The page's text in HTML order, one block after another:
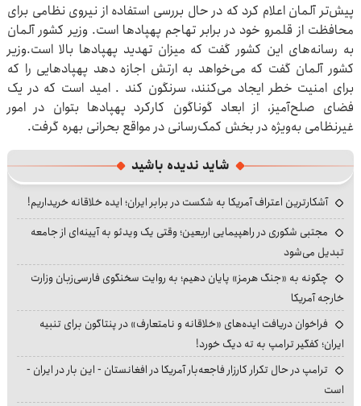
پیش‌تر آلمان اعلام کرد که در حال بررسی استفاده از نیروی نظامی برای
محافظت از قلمرو خود در برابر تهاجم پهپادها است. وزیر کشور آلمان
به رسانه‌های این کشور گفت که میزان تهدید پهپادها بالا است.وزیر
کشور آلمان گفت که می‌خواهد به ارتش اجازه دهد پهپادهایی را که
برای امنیت خطر ایجاد می‌کنند، سرنگون کند . امید است که در یک
فضای صلح‌آمیز، از ابعاد گوناگون کارکرد پهپادها بتوان در امور
غیرنظامی به‌ویژه در بخش کمک‌رسانی در مواقع بحرانی بهره گرفت.
شاید ندیده باشید
آشکارترین اعتراف آمریکا به شکست در برابر ایران؛ ایده خلاقانه خریداریم!
مجتبی شکوری در راهپیمایی اربعین؛ وقتی یک ویدئو به آیینه‌ای از جامعه
تبدیل می‌شود
چگونه به «جنگ هرمز» پایان دهیم؛ به روایت سخنگوی فارسی‌زبان وزارت
خارجه آمریکا
فراخوان دریافت ایده‌های «خلاقانه و نامتعارف» در پنتاگون برای تنبیه
ایران؛ کفگیر ترامپ به ته دیگ خورد!
ترامپ در حال تکرار کارزار فاجعه‌بار آمریکا در افغانستان - این بار در ایران -
است